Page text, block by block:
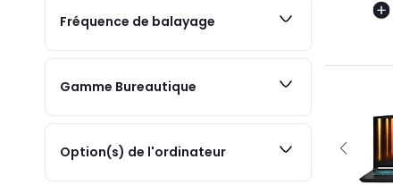
Fréquence de balayage
Gamme Bureautique
Option(s) de l'ordinateur